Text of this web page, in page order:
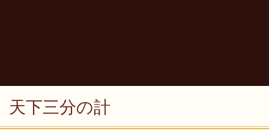
天下三分の計